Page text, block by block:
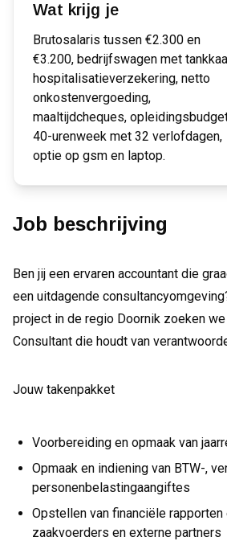
Wat krijg je
Brutosalaris tussen €2.300 en
€3.200, bedrijfswagen met
hospitalisatieverzekering, netto
onkostenvergoeding,
maaltijdcheques,
40-urenweek met 32 verlofdagen,
optie op gsm en laptop.
Job beschrijving
Ben jij een ervaren accountant die
een uitdagende
project in de regio Doornik zoeken
Consultant die houdt van
Jouw takenpakket
Voorbereiding en opmaak van
Opmaak en indiening van BTW-,
personenbelastingaangiftes
Opstellen van financiële
zaakvoerders en externe partners